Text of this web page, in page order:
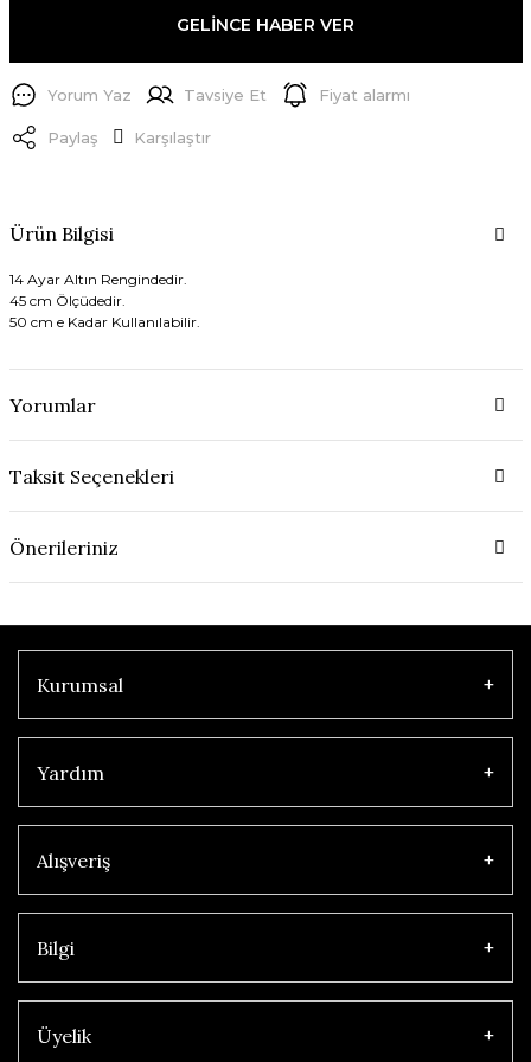
GELİNCE HABER VER
Yorum Yaz Tavsiye Et Fiyat alarmı
Paylaş Karşılaştır
Ürün Bilgisi
14 Ayar Altın Rengindedir.
45 cm Ölçüdedir.
50 cm e Kadar Kullanılabilir.
Yorumlar
Taksit Seçenekleri
Önerileriniz
Kurumsal
Yardım
Alışveriş
Bilgi
Üyelik